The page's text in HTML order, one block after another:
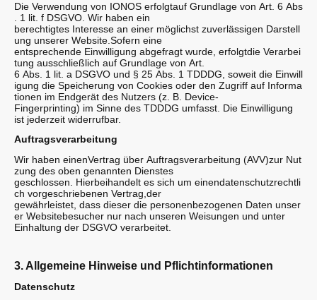
Die Verwendung von IONOS erfolgtauf Grundlage von Art. 6 Abs
. 1 lit. f DSGVO. Wir haben ein
berechtigtes Interesse an einer möglichst zuverlässigen Darstell
ung unserer Website.Sofern eine
entsprechende Einwilligung abgefragt wurde, erfolgtdie Verarbei
tung ausschließlich auf Grundlage von Art.
6 Abs. 1 lit. a DSGVO und § 25 Abs. 1 TDDDG, soweit die Einwill
igung die Speicherung von Cookies oder den Zugriff auf Informa
tionen im Endgerät des Nutzers (z. B. Device-
Fingerprinting) im Sinne des TDDDG umfasst. Die Einwilligung
ist jederzeit widerrufbar.
Auftragsverarbeitung
Wir haben einenVertrag über Auftragsverarbeitung (AVV)zur Nut
zung des oben genannten Dienstes
geschlossen. Hierbeihandelt es sich um einendatenschutzrechtli
ch vorgeschriebenen Vertrag,der
gewährleistet, dass dieser die personenbezogenen Daten unser
er Websitebesucher nur nach unseren Weisungen und unter
Einhaltung der DSGVO verarbeitet.
3. Allgemeine Hinweise und Pflichtinformationen
Datenschutz